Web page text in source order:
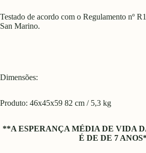
Testado de acordo com o Regulamento nº
San Marino.
Dimensões:
Produto: 46x45x59 82 cm / 5,3 kg
**A ESPERANÇA MÉDIA DE VIDA
É DE DE 7